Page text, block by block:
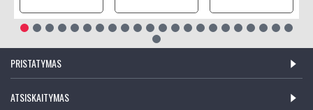
PRISTATYMAS
ATSISKAITYMAS